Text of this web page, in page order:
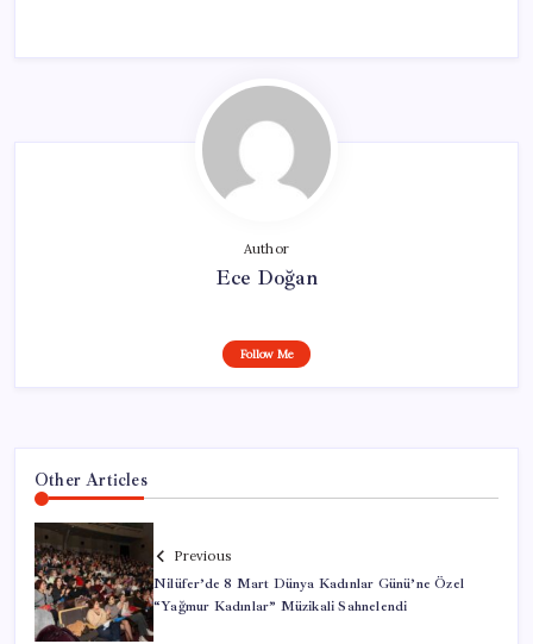
Author
Ece Doğan
Follow Me
Other Articles
Previous
Nilüfer’de 8 Mart Dünya Kadınlar Günü’ne Özel
“Yağmur Kadınlar” Müzikali Sahnelendi